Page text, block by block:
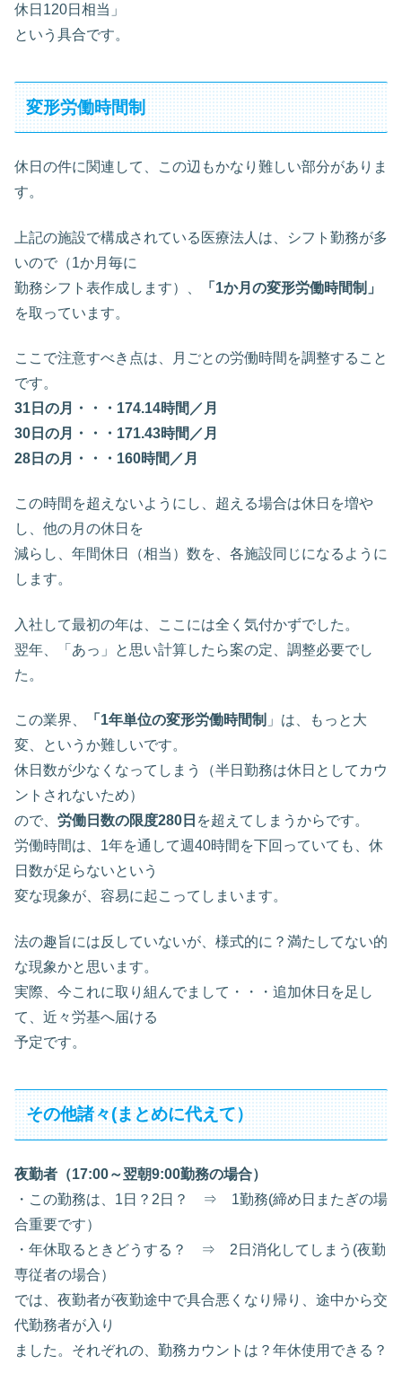
休日120日相当」
という具合です。
変形労働時間制
休日の件に関連して、この辺もかなり難しい部分がありま
す。
上記の施設で構成されている医療法人は、シフト勤務が多
いので（1か月毎に
勤務シフト表作成します）、
「1か月の変形労働時間制」
を取っています。
ここで注意すべき点は、月ごとの労働時間を調整すること
です。
31日の月・・・174.14時間／月
30日の月・・・171.43時間／月
28日の月・・・160時間／月
この時間を超えないようにし、超える場合は休日を増や
し、他の月の休日を
減らし、年間休日（相当）数を、各施設同じになるように
します。
入社して最初の年は、ここには全く気付かずでした。
翌年、「あっ」と思い計算したら案の定、調整必要でし
た。
この業界、 「1年単位の変形労働時間制 」は、もっと大
変、というか難しいです。
休日数が少なくなってしまう（半日勤務は休日としてカウ
ントされないため）
ので、 労働日数の限度280日 を超えてしまうからです。
労働時間は、1年を通して週40時間を下回っていても、休
日数が足らないという
変な現象が、容易に起こってしまいます。
法の趣旨には反していないが、様式的に？満たしてない的
な現象かと思います。
実際、今これに取り組んでまして・・・追加休日を足し
て、近々労基へ届ける
予定です。
その他諸々(まとめに代えて）
夜勤者（17:00～翌朝9:00勤務の場合）
・この勤務は、1日？2日？ ⇒ 1勤務(締め日またぎの場
合重要です）
・年休取るときどうする？ ⇒ 2日消化してしまう(夜勤
専従者の場合）
では、夜勤者が夜勤途中で具合悪くなり帰り、途中から交
代勤務者が入り
ました。それぞれの、勤務カウントは？年休使用できる？